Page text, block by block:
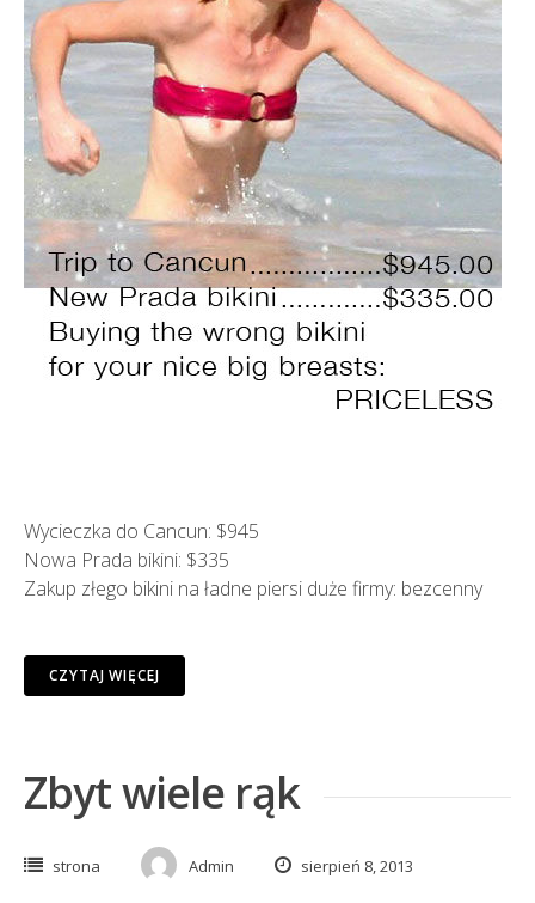
Wycieczka do Cancun: $945
Nowa Prada bikini: $335
Zakup złego bikini na ładne piersi duże firmy: bezcenny
CZYTAJ WIĘCEJ
Zbyt wiele rąk
strona Admin sierpień 8, 2013